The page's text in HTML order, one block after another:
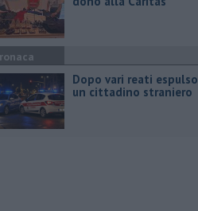
Dopo vari reati espulso
un cittadino straniero